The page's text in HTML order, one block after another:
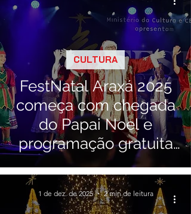
FestNatal Araxá 2025
começa com chegada
do Papai Noel e
programação gratuita
até 21 de dezembro
CULTURA
1 de dez. de 2025 2 min de leitura